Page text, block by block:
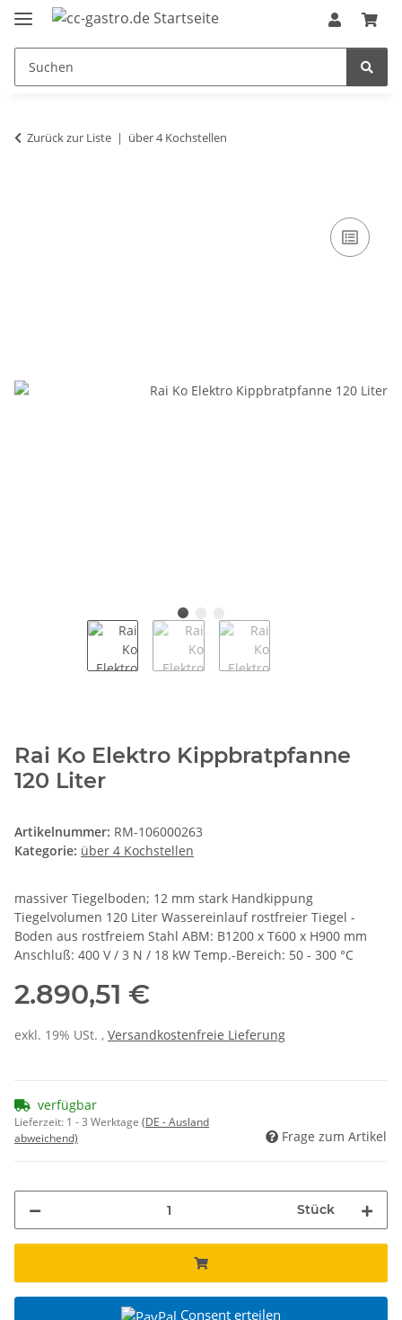
Zurück zur Liste über 4 Kochstellen
Rai Ko Elektro Kippbratpfanne
120 Liter
Artikelnummer: RM-106000263
Kategorie: über 4 Kochstellen
massiver Tiegelboden; 12 mm stark Handkippung
Tiegelvolumen 120 Liter Wassereinlauf rostfreier Tiegel -
Boden aus rostfreiem Stahl ABM: B1200 x T600 x H900 mm
Anschluß: 400 V / 3 N / 18 kW Temp.-Bereich: 50 - 300 °C
2.890,51 €
exkl. 19% USt. , Versandkostenfreie Lieferung
verfügbar
Lieferzeit: 1 - 3 Werktage (DE - Ausland
abweichend)
Frage zum Artikel
Stück
Consent erteilen